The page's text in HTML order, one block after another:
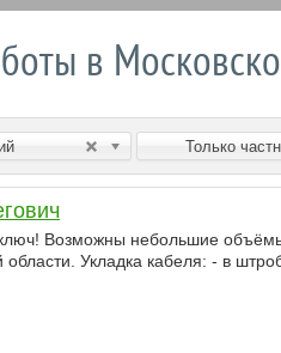
в
Только
Возможны небольшие
области. Укладка кабеля: - в